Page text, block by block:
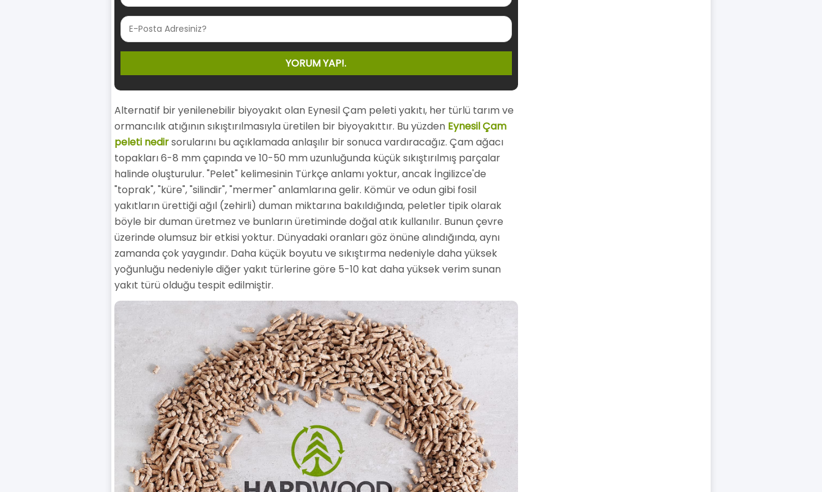
Alternatif bir yenilenebilir biyoyakıt olan Eynesil Çam peleti yakıtı, her türlü tarım ve
ormancılık atığının sıkıştırılmasıyla üretilen bir biyoyakıttır. Bu yüzden Eynesil Çam
peleti nedirsorularını bu açıklamada anlaşılır bir sonuca vardıracağız. Çam ağacı
topakları 6-8 mm çapında ve 10-50 mm uzunluğunda küçük sıkıştırılmış parçalar
halinde oluşturulur. "Pelet" kelimesinin Türkçe anlamı yoktur, ancak İngilizce'de
"toprak", "küre", "silindir", "mermer" anlamlarına gelir. Kömür ve odun gibi fosil
yakıtların ürettiği ağıl (zehirli) duman miktarına bakıldığında, peletler tipik olarak
böyle bir duman üretmez ve bunların üretiminde doğal atık kullanılır. Bunun çevre
üzerinde olumsuz bir etkisi yoktur. Dünyadaki oranları göz önüne alındığında, aynı
zamanda çok yaygındır. Daha küçük boyutu ve sıkıştırma nedeniyle daha yüksek
yoğunluğu nedeniyle diğer yakıt türlerine göre 5-10 kat daha yüksek verim sunan
yakıt türü olduğu tespit edilmiştir.